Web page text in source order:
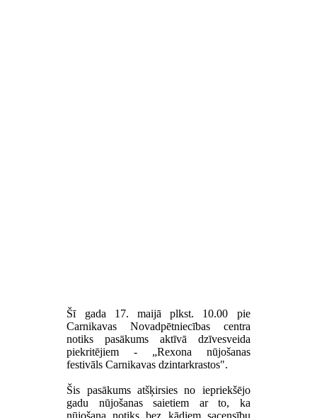
Šī gada 17. maijā plkst. 10.00 pie
Carnikavas Novadpētniecības centra
notiks pasākums aktīvā dzīvesveida
piekritējiem - „Rexona nūjošanas
festivāls Carnikavas dzintarkrastos".
Šis pasākums atšķirsies no iepriekšējo
gadu nūjošanas saietiem ar to, ka
nūjošana notiks bez kādiem sacensību